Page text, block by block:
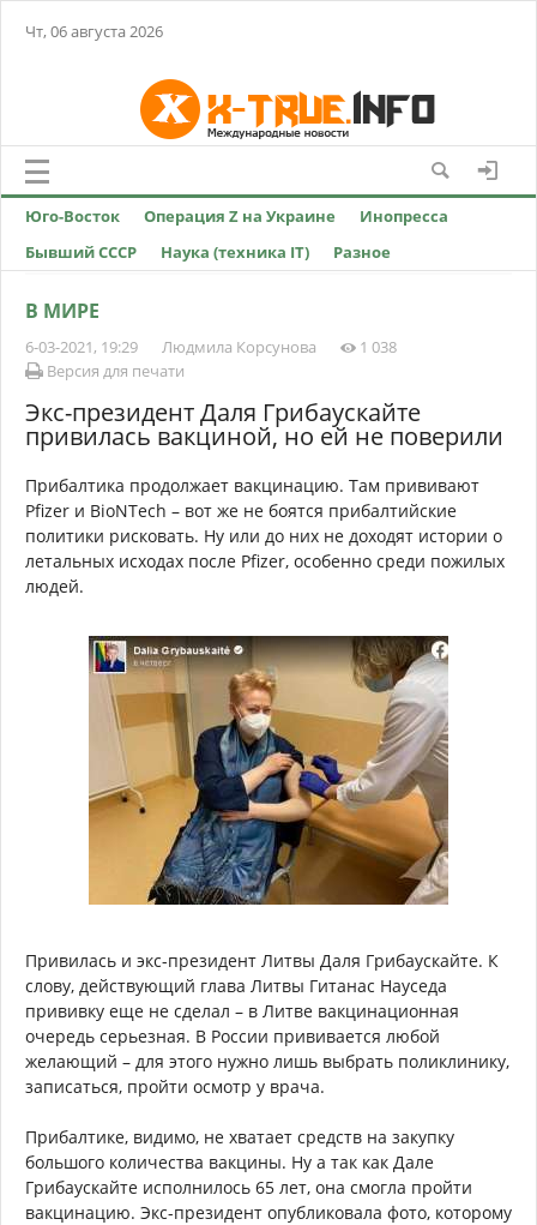
Чт, 06 августа 2026
Юго-Восток Операция Z на Украине
Инопресса
Бывший СССР
Наука (техника IT) Разное
В МИРЕ
6-03-2021, 19:29 Людмила Корсунова
1 038
Версия для печати
Экс-президент Даля Грибаускайте
привилась вакциной, но ей не поверили
Прибалтика продолжает вакцинацию. Там прививают
Pfizer и BioNTech – вот же не боятся прибалтийские
политики рисковать. Ну или до них не доходят истории о
летальных исходах после Pfizer, особенно среди пожилых
людей.
Привилась и экс-президент Литвы Даля Грибаускайте. К
слову, действующий глава Литвы Гитанас Науседа
прививку еще не сделал – в Литве вакцинационная
очередь серьезная. В России прививается любой
желающий – для этого нужно лишь выбрать поликлинику,
записаться, пройти осмотр у врача.
Прибалтике, видимо, не хватает средств на закупку
большого количества вакцины. Ну а так как Дале
Грибаускайте исполнилось 65 лет, она смогла пройти
вакцинацию. Экс-президент опубликовала фото, которому